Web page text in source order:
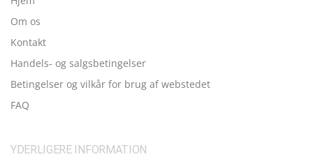
Om os
Kontakt
Handels- og salgsbetingelser
Betingelser og vilkår for brug af webstedet
FAQ
YDERLIGERE INFORMATION